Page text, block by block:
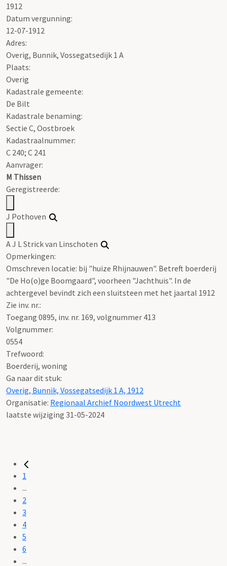
1912
Datum vergunning:
12-07-1912
Adres:
Overig, Bunnik, Vossegatsedijk 1 A
Plaats:
Overig
Kadastrale gemeente:
De Bilt
Kadastrale benaming:
Sectie C, Oostbroek
Kadastraalnummer:
C 240; C 241
Aanvrager:
M Thissen
Geregistreerde:
J Pothoven
A J L Strick van Linschoten
Opmerkingen:
Omschreven locatie: bij "huize Rhijnauwen". Betreft boerderij
"De Ho(o)ge Boomgaard", voorheen "Jachthuis". In de
achtergevel bevindt zich een sluitsteen met het jaartal 1912
Zie inv. nr.:
Toegang 0895, inv. nr. 169, volgnummer 413
Volgnummer:
0554
Trefwoord:
Boerderij, woning
Ga naar dit stuk:
Overig, Bunnik, Vossegatsedijk 1 A, 1912
Organisatie: Regionaal Archief Noordwest Utrecht
laatste wijziging 31-05-2024
1
...
2
3
4
5
6
...